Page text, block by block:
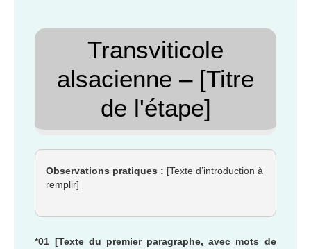
Transviticole
alsacienne – [Titre
de l'étape]
Observations pratiques : [Texte d’introduction à
remplir]
*01 [Texte du premier paragraphe, avec mots de